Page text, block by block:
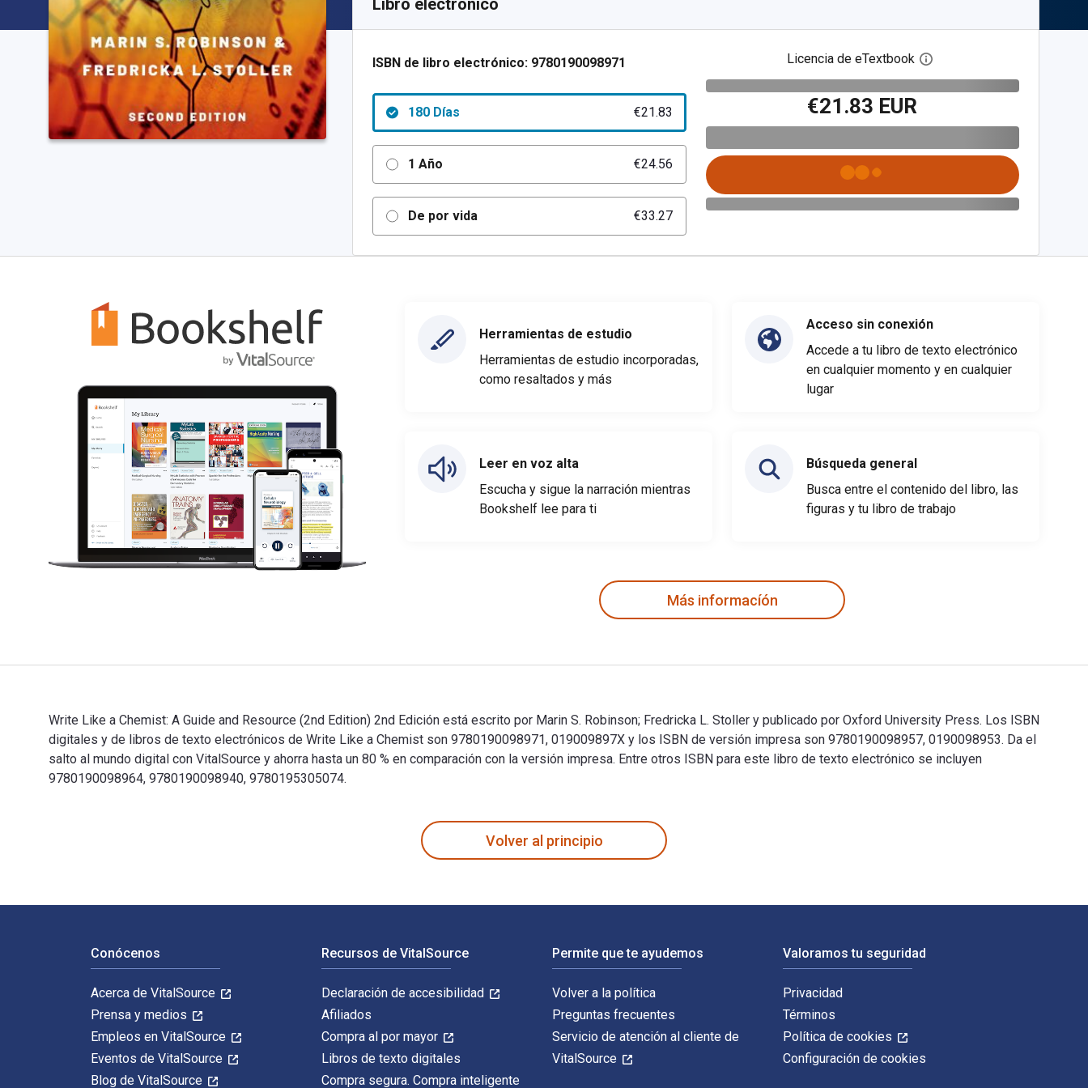
Libro electrónico
ISBN de libro electrónico: 9780190098971
180 Días €21.83
1 Año €24.56
De por vida €33.27
Licencia de eTextbook Abre el cuadro de diálogo
€21.83 EUR
Herramientas de estudio
Herramientas de estudio incorporadas,
como resaltados y más
Leer en voz alta
Escucha y sigue la narración mientras
Bookshelf lee para ti
Acceso sin conexión
Accede a tu libro de texto electrónico
en cualquier momento y en cualquier
lugar
Búsqueda general
Busca entre el contenido del libro, las
figuras y tu libro de trabajo
Más informacíón
Write Like a Chemist: A Guide and Resource (2nd Edition) 2nd Edición está escrito por Marin S. Robinson; Fredricka L. Stoller y publicado por Oxford University Press. Los ISBN
digitales y de libros de texto electrónicos de Write Like a Chemist son 9780190098971, 019009897X y los ISBN de versión impresa son 9780190098957, 0190098953. Da el
salto al mundo digital con VitalSource y ahorra hasta un 80 % en comparación con la versión impresa. Entre otros ISBN para este libro de texto electrónico se incluyen
9780190098964, 9780190098940, 9780195305074.
Volver al principio
Conócenos
Acerca de VitalSource
Prensa y medios
Empleos en VitalSource
Eventos de VitalSource
Blog de VitalSource
Recursos de VitalSource
Declaración de accesibilidad
Afiliados
Compra al por mayor
Libros de texto digitales
Compra segura. Compra inteligente
Permite que te ayudemos
Volver a la política
Preguntas frecuentes
Servicio de atención al cliente de
VitalSource
Valoramos tu seguridad
Privacidad
Términos
Política de cookies
Configuración de cookies